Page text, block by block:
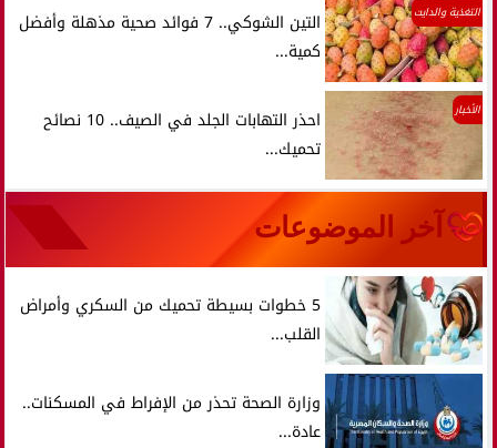
التغذية والدايت
التين الشوكي.. 7 فوائد صحية مذهلة وأفضل
كمية...
الأخبار
احذر التهابات الجلد في الصيف.. 10 نصائح
تحميك...
آخر الموضوعات
5 خطوات بسيطة تحميك من السكري وأمراض
القلب...
وزارة الصحة تحذر من الإفراط في المسكنات..
عادة...